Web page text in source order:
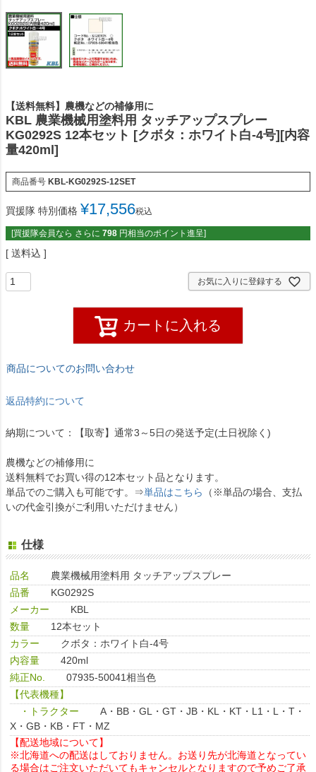
【送料無料】農機などの補修用に
KBL 農業機械用塗料用 タッチアップスプレー
KG0292S 12本セット [クボタ：ホワイト白-4号][内容
量420ml]
商品番号 KBL-KG0292S-12SET
買援隊 特別価格 ¥17,556税込
[買援隊会員なら さらに 798 円相当のポイント進呈]
送料込
お気に入りに登録する
カートに入れる
商品についてのお問い合わせ
返品特約について
納期について：【取寄】通常3～5日の発送予定(土日祝除く)
農機などの補修用に
送料無料でお買い得の12本セット品となります。
単品でのご購入も可能です。⇒単品はこちら
（※単品の場合、支払
いの代金引換がご利用いただけません）
仕様
品名
農業機械用塗料用 タッチアップスプレー
品番
KG0292S
メーカー
KBL
数量
12本セット
カラー
クボタ：ホワイト白-4号
内容量
420ml
純正No.
07935-50041相当色
【代表機種】
・トラクター
A・BB・GL・GT・JB・KL・KT・L1・L・T・
X・GB・KB・FT・MZ
【配送地域について】
※北海道への配送はしておりません。お送り先が北海道となってい
る場合はご注文いただいてもキャンセルとなりますので予めご了承